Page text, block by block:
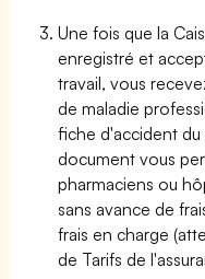
Une fois que la
enregistré et
travail, vous
de maladie
fiche d'accident du
document vous
pharmaciens ou
sans avance de
frais en charge
de Tarifs de